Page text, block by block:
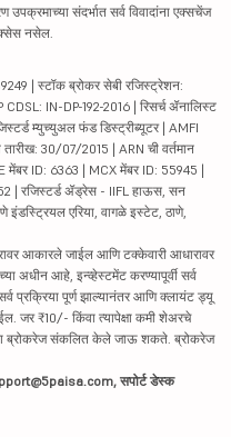
संदर्भात सर्व विवादांना एक्सचेंज
नसेल.
| स्टॉक ब्रोकर सेबी रजिस्ट्रेशन:
IN-DP-192-2016 | रिसर्च ॲनालिस्ट
म्युच्युअल फंड डिस्ट्रीब्यूटर | AMFI
30/07/2015 | ARN ची वर्तमान
ID: 6363 | MCX मेंबर ID: 55945 |
| रजिस्टर्ड ॲड्रेस - IIFL हाऊस, सन
इंडस्ट्रियल एरिया, वागळे इस्टेट, ठाणे,
आकारले जाईल आणि टक्केवारी आधारावर
अधीन आहे, इन्व्हेस्टमेंट करण्यापूर्वी सर्व
प्रक्रिया पूर्ण झाल्यानंतर आणि क्लायंट ड्यू
जर ₹10/- किंवा त्यापेक्षा कमी शेअरचे
ब्रोकरेज संकलित केले जाऊ शकते. ब्रोकरेज
सपोर्ट डेस्क